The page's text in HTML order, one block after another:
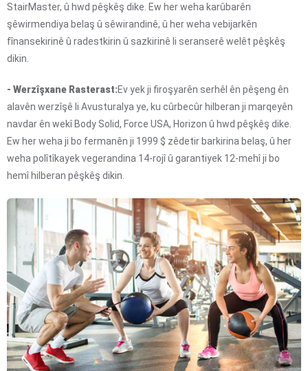
StairMaster, û hwd pêşkêş dike. Ew her weha karûbarên
şêwirmendiya belaş û sêwirandinê, û her weha vebijarkên
fînansekirinê û radestkirin û sazkirinê li seranserê welêt pêşkêş
dikin.
- Werzîşxane Rasterast:Ev yek ji firoşyarên serhêl ên pêşeng ên
alavên werzîşê li Avusturalya ye, ku cûrbecûr hilberan ji marqeyên
navdar ên wekî Body Solid, Force USA, Horizon û hwd pêşkêş dike.
Ew her weha ji bo fermanên ji 1999 $ zêdetir barkirina belaş, û her
weha polîtîkayek vegerandina 14-rojî û garantiyek 12-mehî ji bo
hemî hilberan pêşkêş dikin.